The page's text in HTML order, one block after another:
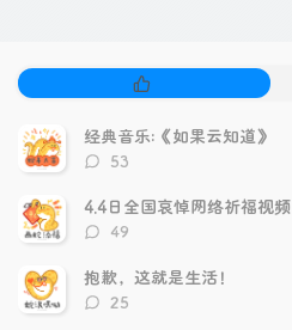
门
文
章
经典音乐:《如果云知道》
评
数：
53
4.4日全国哀悼网络祈福视频
评
数：
49
抱歉，这就是生活！
评
25